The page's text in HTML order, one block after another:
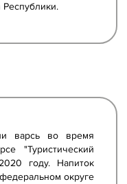
Республики.
варсь во время
"Туристический
году. Напиток
округе